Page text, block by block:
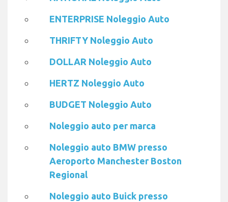
ENTERPRISE Noleggio Auto
THRIFTY Noleggio Auto
DOLLAR Noleggio Auto
HERTZ Noleggio Auto
BUDGET Noleggio Auto
Noleggio auto per marca
Noleggio auto BMW presso
Aeroporto Manchester Boston
Regional
Noleggio auto Buick presso